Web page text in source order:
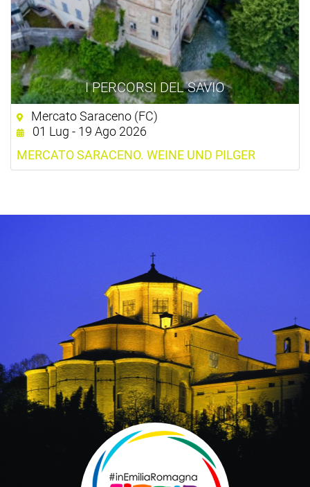
I PERCORSI DEL SAVIO
Mercato Saraceno (FC)
01 Lug - 19 Ago 2026
MERCATO SARACENO. WEINE UND PILGER